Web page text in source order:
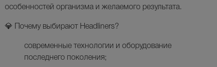
особенностей организма и желаемого результата.
💎 Почему выбирают Headliners?
современные технологии и оборудование
последнего поколения;